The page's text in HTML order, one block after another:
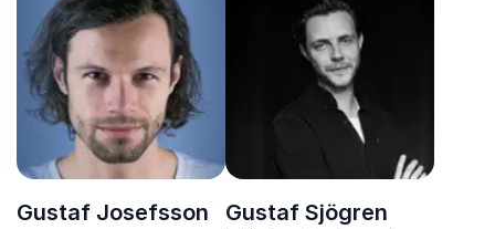
och inkludering
Gustaf Josefsson
Gustaf Sjögren